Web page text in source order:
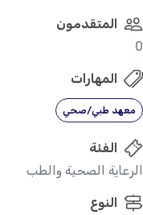
المتقدمون
0
المهارات
معهد طبي/صحي
الفئة
الرعاية الصحية والطب
النوع